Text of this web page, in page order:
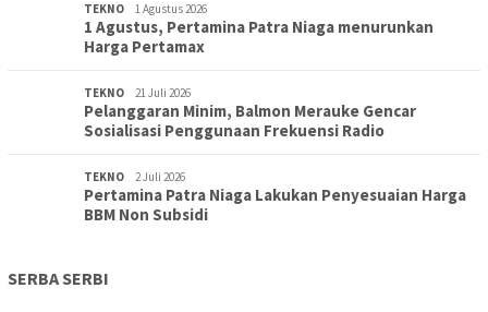
TEKNO 1 Agustus 2026
1 Agustus, Pertamina Patra Niaga menurunkan
Harga Pertamax
TEKNO 21 Juli 2026
Pelanggaran Minim, Balmon Merauke Gencar
Sosialisasi Penggunaan Frekuensi Radio
TEKNO 2 Juli 2026
Pertamina Patra Niaga Lakukan Penyesuaian Harga
BBM Non Subsidi
SERBA SERBI